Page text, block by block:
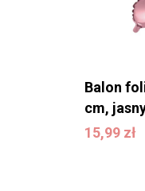
Balon
cm,
15,99 zł
15,99zł